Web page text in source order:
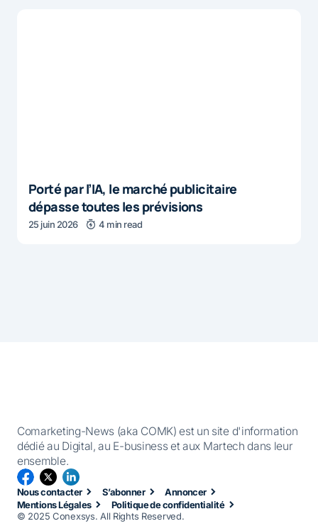
Porté par l’IA, le marché publicitaire
dépasse toutes les prévisions
25 juin 2026 4 min read
Comarketing-News (aka COMK) est un site d'information
dédié au Digital, au E-business et aux Martech dans leur
ensemble.
Nous contacter S’abonner
Annoncer
Mentions Légales
Politique de confidentialité
© 2025 Conexsys. All Rights Reserved.